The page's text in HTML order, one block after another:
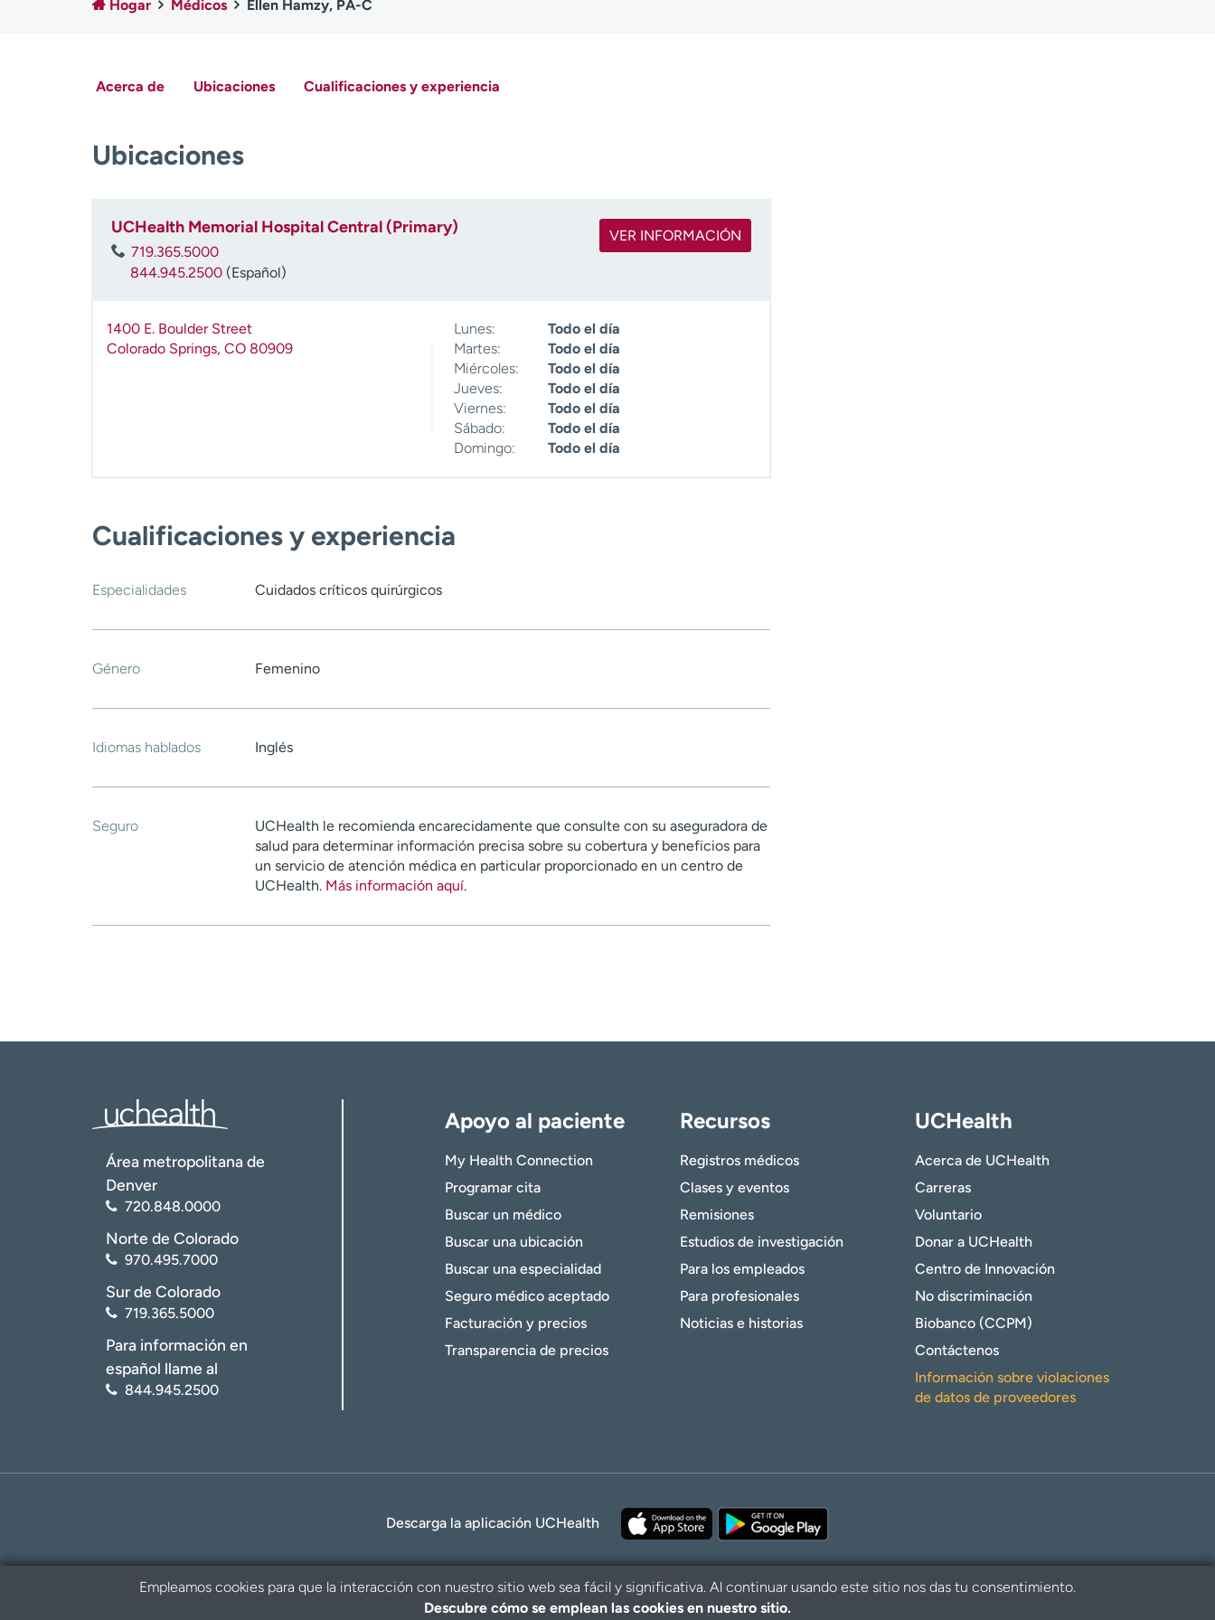
Hogar Médicos Ellen Hamzy, PA-C
Acerca de Ubicaciones Cualificaciones y experiencia
Ubicaciones
UCHealth Memorial Hospital Central (Primary)
719.365.5000
844.945.2500 (Español)
VER INFORMACIÓN
1400 E. Boulder Street
Colorado Springs, CO 80909
Lunes:
Todo el día
Martes:
Todo el día
Miércoles:
Todo el día
Jueves:
Todo el día
Viernes:
Todo el día
Sábado:
Todo el día
Domingo:
Todo el día
Cualificaciones y experiencia
Especialidades Cuidados críticos quirúrgicos
Género Femenino
Idiomas hablados Inglés
Seguro
UCHealth le recomienda encarecidamente que consulte con su aseguradora de
salud para determinar información precisa sobre su cobertura y beneficios para
un servicio de atención médica en particular proporcionado en un centro de
UCHealth. Más información aquí.
Área metropolitana de
Denver
720.848.0000
Norte de Colorado
970.495.7000
Sur de Colorado
719.365.5000
Para información en
español llame al
844.945.2500
Apoyo al paciente
My Health Connection
Programar cita
Buscar un médico
Buscar una ubicación
Buscar una especialidad
Seguro médico aceptado
Facturación y precios
Transparencia de precios
Recursos
Registros médicos
Clases y eventos
Remisiones
Estudios de investigación
Para los empleados
Para profesionales
Noticias e historias
UCHealth
Acerca de UCHealth
Carreras
Voluntario
Donar a UCHealth
Centro de Innovación
No discriminación
Biobanco (CCPM)
Contáctenos
Información sobre violaciones
de datos de proveedores
Descarga la aplicación UCHealth
Empleamos cookies para que la interacción con nuestro sitio web sea fácil y significativa. Al continuar usando este sitio nos das tu consentimiento.
Descubre cómo se emplean las cookies en nuestro sitio.